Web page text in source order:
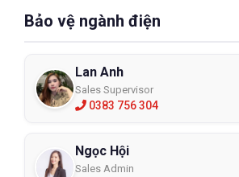
Bảo vệ ngành điện
Lan Anh
Sales Supervisor
0383 756 304
Ngọc Hội
Sales Admin